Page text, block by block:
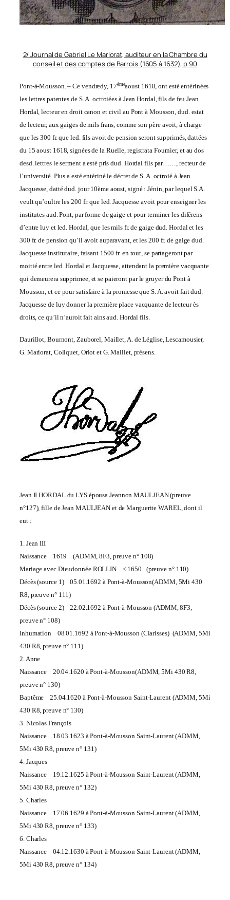
2/ Journal de Gabriel Le Marlorat, auditeur en la Chambre du
conseil et des comptes de Barrois (1605 à 1632), p 90
Pont-à-Mousson. – Ce vendredy, 17èmeaoust 1618, ont esté entérinées
les lettres patentes de S. A. octroiées à Jean Hordal, fils de feu Jean
Hordal, lecteur en droit canon et civil au Pont à Mousson, dud. estat
de lecteur, aux gaiges de mils frans, comme son père avoit, à charge
que les 300 fr. que led. fils avoit de pension seront supprimés, dattées
du 15 aoust 1618, signées de la Ruelle, registrata Fournier, et au dos
desd. lettres le serment a esté pris dud. Hordal fils par……, recteur de
l’u­niversité. Plus a esté entériné le décret de S. A. octroié à Jean
Jacquesse, datté dud. jour 10ème aoust, signé : Jénin, par lequel S.A.
veult qu’oultre les 200 fr. que led. Jacquesse avoit pour enseigner les
institutes aud. Pont, par forme de gaige et pour terminer les diférens
d’entre luy et led. Hordal, que les mils fr. de gaige dud. Hordal et les
300 fr. de pension qu’il avoit auparavant, et les 200 fr. de gaige dud.
Jacquesse institutaire, faisant 1500 fr. en tout, se partageront par
moitié entre led. Hordal et Jacquesse, attendant la première vacquante
qui demeurera supprimee, et se paieront par le gruyer du Pont à
Mousson, et ce pour satisfaire à la promesse que S. A. avoit fait dud.
Jacquesse de luy donner la première place vacquante de lecteur ès
droits, ce qu’il n’auroit fait ains aud. Hordal fils.
Daurillot, Bournont, Zauborel, Maillet, A. de Léglise, Lescamousier,
G. Marlorat, Coliquet, Oriot et G. Maillet, présens.
Jean II HORDAL du LYS épousa Jeannon MAULJEAN (preuve
n°127), fille de Jean MAULJEAN et de Marguerite WAREL, dont il
eut :
1. Jean III
Naissance 1619 (ADMM, 8F3 , preuven° 108)
Mariage avec Dieudonnée ROLLIN < 1650 (preuve n° 110)
Décès (source 1) 05.01.1692 à Pont-à-Mousson(ADMM, 5Mi 430
R8, preuve n° 111)
Décès (source 2) 22.02.1692 à Pont-à-Mousson (ADMM, 8F3
preuven° 108)
Inhumation 08.01.1692 à Pont-à-Mousson (Clarisses) (ADMM, 5Mi
430 R8, preuve n° 111)
2. Anne
Naissance 20.04.1620 à Pont-à-Mousson(ADMM, 5Mi 430 R8,
preuve n° 130)
Baptême 25.04.1620 à Pont-à-Mousson Saint-Laurent (ADMM, 5Mi
430 R8, preuve n° 130)
3. Nicolas François
Naissance 18.03.1623 à Pont-à-Mousson Saint-Laurent (ADMM,
5Mi 430 R8, preuve n° 131)
4. Jacques
Naissance 19.12.1625 à Pont-à-Mousson Saint-Laurent (ADMM,
5Mi 430 R8, preuve n° 132)
5. Charles
Naissance 17.06.1629 à Pont-à-Mousson Saint-Laurent (ADMM,
5Mi 430 R8, preuve n° 133)
6. Charles
Naissance 04.12.1630 à Pont-à-Mousson Saint-Laurent (ADMM,
5Mi 430 R8, preuve n° 134)